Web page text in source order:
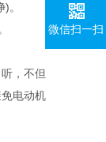
。
，不但
电动机
微信扫一扫